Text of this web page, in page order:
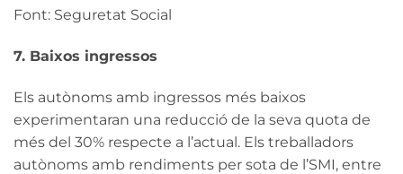
Font: Seguretat Social
7. Baixos ingressos
Els autònoms amb ingressos més baixos
experimentaran una reducció de la seva quota de
més del 30% respecte a l’actual. Els treballadors
autònoms amb rendiments per sota de l’SMI, entre